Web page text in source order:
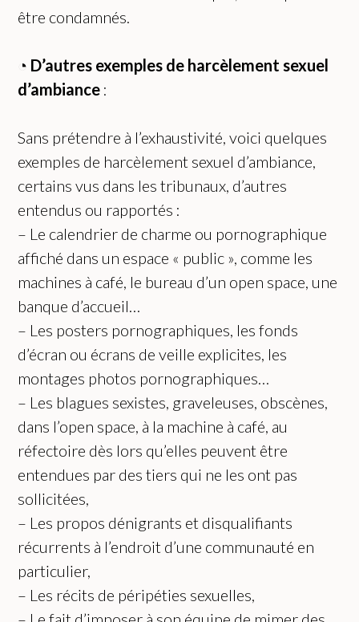
être condamnés.
◔ D’autres exemples de harcèlement sexuel
d’ambiance :
Sans prétendre à l’exhaustivité, voici quelques
exemples de harcèlement sexuel d’ambiance,
certains vus dans les tribunaux, d’autres
entendus ou rapportés :
– Le calendrier de charme ou pornographique
affiché dans un espace « public », comme les
machines à café, le bureau d’un open space, une
banque d’accueil…
– Les posters pornographiques, les fonds
d’écran ou écrans de veille explicites, les
montages photos pornographiques…
– Les blagues sexistes, graveleuses, obscènes,
dans l’open space, à la machine à café, au
réfectoire dès lors qu’elles peuvent être
entendues par des tiers qui ne les ont pas
sollicitées,
– Les propos dénigrants et disqualifiants
récurrents à l’endroit d’une communauté en
particulier,
– Les récits de péripéties sexuelles,